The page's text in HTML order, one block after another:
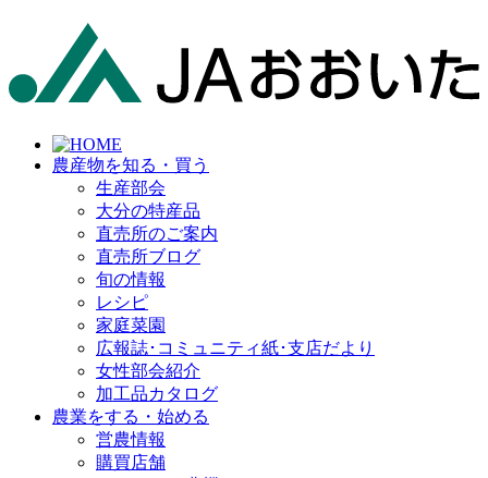
農産物を知る・買う
生産部会
大分の特産品
直売所のご案内
直売所ブログ
旬の情報
レシピ
家庭菜園
広報誌･コミュニティ紙･支店だより
女性部会紹介
加工品カタログ
農業をする・始める
営農情報
購買店舗